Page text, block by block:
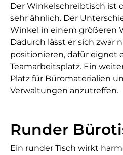
Der Winkelschreibtisch ist
sehr ähnlich. Der
Winkel in einem größeren
Dadurch lässt er sich zwar
positionieren, dafür eignet
Teamarbeitsplatz. Ein
Platz für Büromaterialien
Verwaltungen anzutreffen.
Runder
Ein runder Tisch wirkt